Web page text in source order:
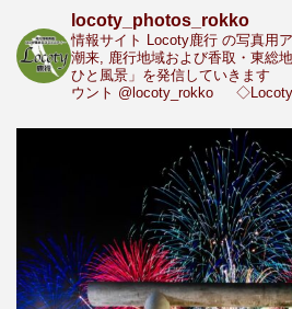
locoty_photos_rokko
情報サイト Locoty鹿行 の写真用
潮来, 鹿行地域および香取・東総
ひと風景」を発信していきます
ウント @locoty_rokko ◇Locoty